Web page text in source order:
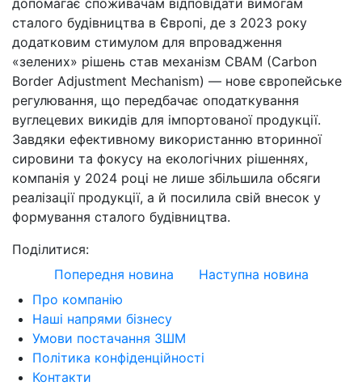
сталого будівництва в Європі, де з 2023 року
додатковим стимулом для впровадження
«зелених» рішень став механізм CBAM (Carbon
Border Adjustment Mechanism) — нове європейське
регулювання, що передбачає оподаткування
вуглецевих викидів для імпортованої продукції.
Завдяки ефективному використанню вторинної
сировини та фокусу на екологічних рішеннях,
компанія у 2024 році не лише збільшила обсяги
реалізації продукції, а й посилила свій внесок у
формування сталого будівництва.
Поділитися:
Попередня новина
Наступна новина
Про компанію
Наші напрями бізнесу
Умови постачання ЗШМ
Політика конфіденційності
Контакти